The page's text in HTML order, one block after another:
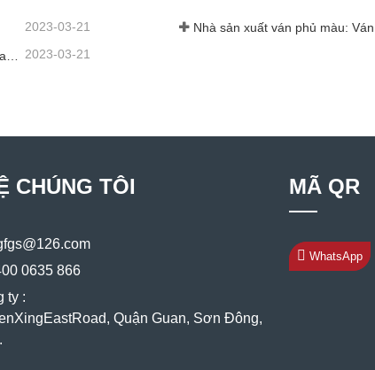
2023-03-21
2023-03-21
CHÚNG TÔI
0635 866
ty :
Quận Guan, Sơn Đông,
MÃ QR
WhatsApp